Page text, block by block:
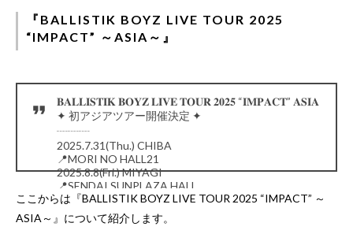
『BALLISTIK BOYZ LIVE TOUR 2025
“IMPACT” ～ASIA～』
𝐁𝐀𝐋𝐋𝐈𝐒𝐓𝐈𝐊 𝐁𝐎𝐘𝐙 𝐋𝐈𝐕𝐄 𝐓𝐎𝐔𝐑 𝟐𝟎𝟐𝟓 “𝐈𝐌𝐏𝐀𝐂𝐓” 𝐀𝐒𝐈𝐀
✦ 初アジアツアー開催決定 ✦
┈┈┈
2025.7.31(Thu.) CHIBA
📍MORI NO HALL21
2025.8.8(Fri.) MIYAGI
📍SENDAI SUNPLAZA HALL
2025.8.15(Fri.) YAMANASHI
📍YAMANASHI PREFECTURAL CITIZENʼS CULTURE
HALL…
pic.twitter.com/pqcgfnRwhl
ここからは『BALLISTIK BOYZ LIVE TOUR 2025 “IMPACT” ～
ASIA～』について紹介します。